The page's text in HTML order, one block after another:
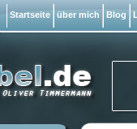
Startseite über mich Blog